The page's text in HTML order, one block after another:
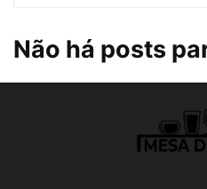
Não há posts